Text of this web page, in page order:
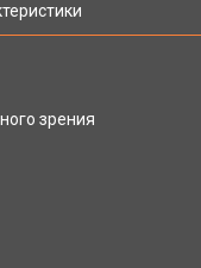
зрения